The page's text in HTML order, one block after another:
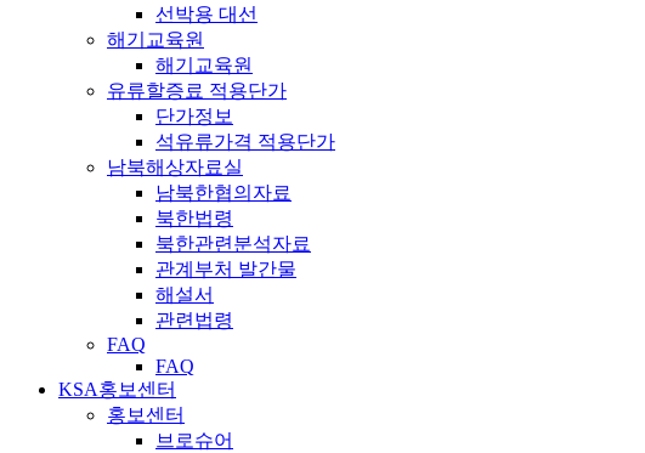
선박용 대선
해기교육원
해기교육원
유류할증료 적용단가
단가정보
석유류가격 적용단가
남북해상자료실
남북한협의자료
북한법령
북한관련분석자료
관계부처 발간물
해설서
관련법령
FAQ
FAQ
KSA홍보센터
홍보센터
브로슈어